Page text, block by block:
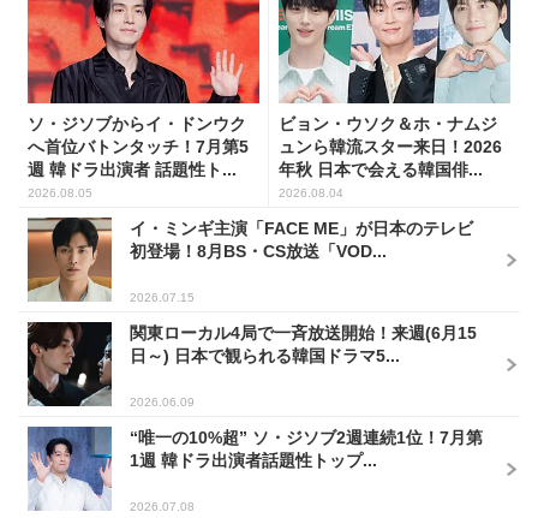
ソ・ジソブからイ・ドンウク
へ首位バトンタッチ！7月第5
週 韓ドラ出演者 話題性ト...
2026.08.05
ビョン・ウソク＆ホ・ナムジ
ュンら韓流スター来日！2026
年秋 日本で会える韓国俳...
2026.08.04
イ・ミンギ主演「FACE ME」が日本のテレビ
初登場！8月BS・CS放送「VOD...
2026.07.15
関東ローカル4局で一斉放送開始！来週(6月15
日～) 日本で観られる韓国ドラマ5...
2026.06.09
“唯一の10%超” ソ・ジソブ2週連続1位！7月第
1週 韓ドラ出演者話題性トップ...
2026.07.08